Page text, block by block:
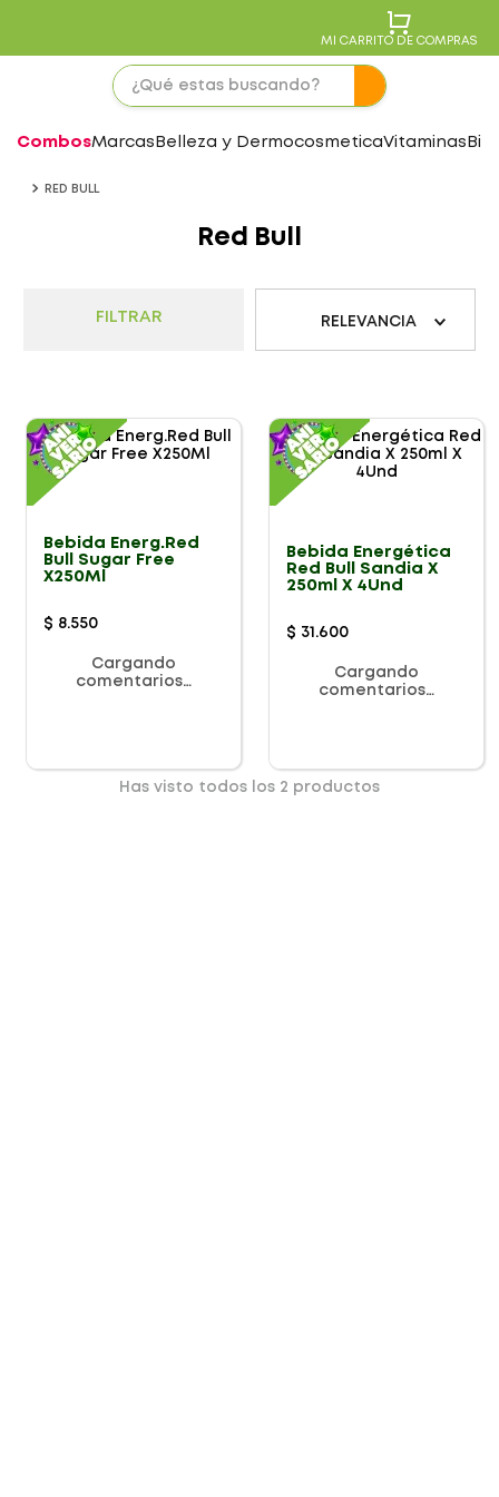
MI CARRITO DE COMPRAS
CombosMarcas Belleza y DermocosmeticaVitaminas
RED BULL
Red Bull
FILTRAR RELEVANCIA
Bebida Energ.Red
Bull Sugar Free
X250Ml
$ 8.550
Cargando
comentarios…
Bebida Energética
Red Bull Sandia X
250ml X 4Und
$ 31 .600
Cargando
comentarios…
Has visto todos los 2 productos